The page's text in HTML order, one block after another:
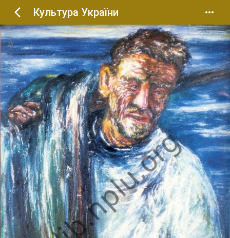
Культура України